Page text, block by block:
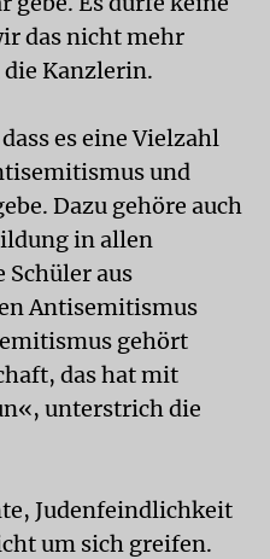
das nicht mehr
Kanzlerin.
es eine Vielzahl
und
Dazu gehöre auch
in allen
Schüler aus
Antisemitismus
gehört
das hat mit
unterstrich die
Judenfeindlichkeit
um sich greifen.